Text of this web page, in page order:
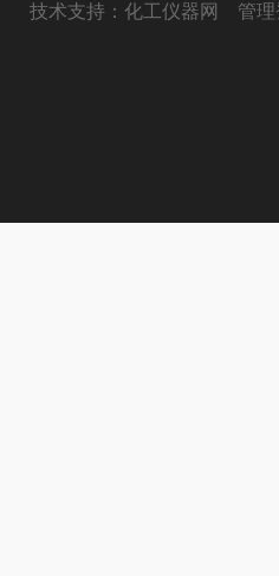
技术支持： 化工仪器网 管